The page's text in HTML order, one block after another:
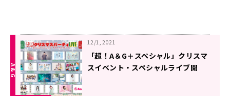
12/1, 2021
「超！A＆G＋スペシャル」クリスマ
スイベント・スペシャルライブ開